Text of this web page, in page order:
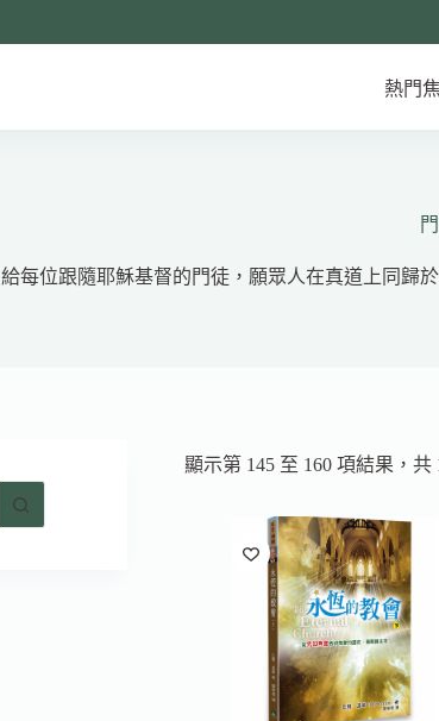
熱門
給每位跟隨耶穌基督的門徒，願眾人在真道上同歸
顯示第 145 至 160 項結果，共